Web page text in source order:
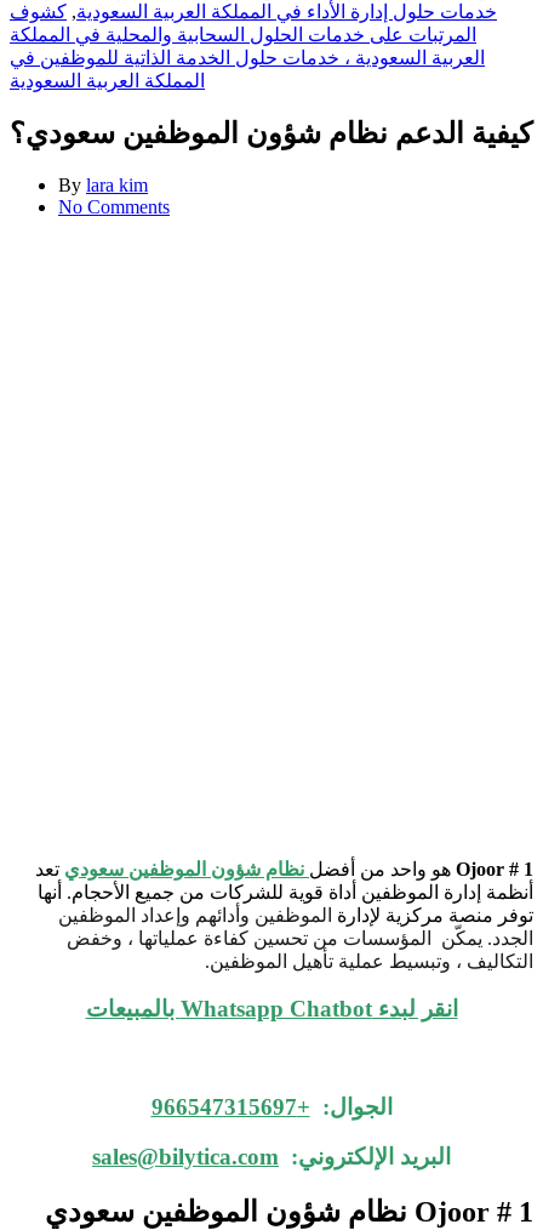
خدمات حلول إدارة الأداء في المملكة العربية السعودية, كشوف
المرتبات على خدمات الحلول السحابية والمحلية في المملكة
العربية السعودية ، خدمات حلول الخدمة الذاتية للموظفين في
المملكة العربية السعودية
كيفية الدعم نظام شؤون الموظفين سعودي؟
By lara kim
No Comments
Ojoor # 1 هو واحد من أفضل نظام شؤون الموظفين سعودي تعد
أنظمة إدارة الموظفين أداة قوية للشركات من جميع الأحجام. أنها
توفر منصة مركزية لإدارة الموظفين وأدائهم وإعداد الموظفين
الجدد. يمكّن المؤسسات من تحسين كفاءة عملياتها ، وخفض
التكاليف ، وتبسيط عملية تأهيل الموظفين.
انقر لبدء Whatsapp Chatbot بالمبيعات
الجوال: +966547315697
البريد الإلكتروني: sales@bilytica.com
Ojoor # 1 نظام شؤون الموظفين سعودي